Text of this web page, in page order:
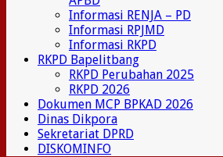
Informasi RENJA – PD
Informasi RPJMD
Informasi RKPD
RKPD Bapelitbang
RKPD Perubahan 2025
RKPD 2026
Dokumen MCP BPKAD 2026
Dinas Dikpora
Sekretariat DPRD
DISKOMINFO